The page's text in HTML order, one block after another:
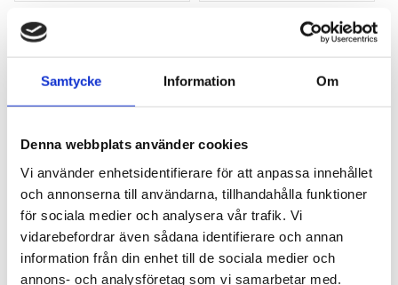
Samtycke Information Om
Denna webbplats använder cookies
Vi använder enhetsidentifierare för att anpassa innehållet
och annonserna till användarna, tillhandahålla funktioner
för sociala medier och analysera vår trafik. Vi
vidarebefordrar även sådana identifierare och annan
information från din enhet till de sociala medier och
annons- och analysföretag som vi samarbetar med.
THULE ROLLER XT L
1 780 kr
THULE PRO LADDER
1 695kr
Lägg